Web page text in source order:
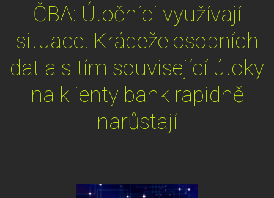
ČBA: Útočníci využívají
situace. Krádeže osobních
dat a s tím související útoky
na klienty bank rapidně
narůstají